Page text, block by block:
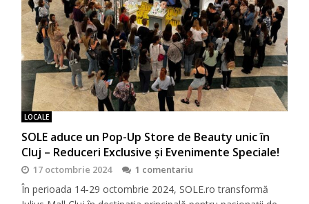
LOCALE
SOLE aduce un Pop-Up Store de Beauty unic în
Cluj – Reduceri Exclusive și Evenimente Speciale!
17 octombrie 2024 1 comentariu
În perioada 14-29 octombrie 2024, SOLE.ro transformă